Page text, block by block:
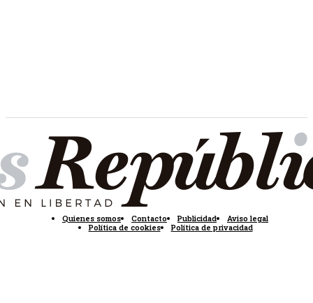
Quienes somos Contacto Publicidad
Aviso legal
Política de cookies
Política de privacidad